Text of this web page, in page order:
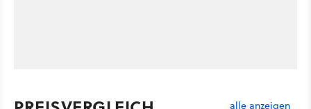
alle anzeigen